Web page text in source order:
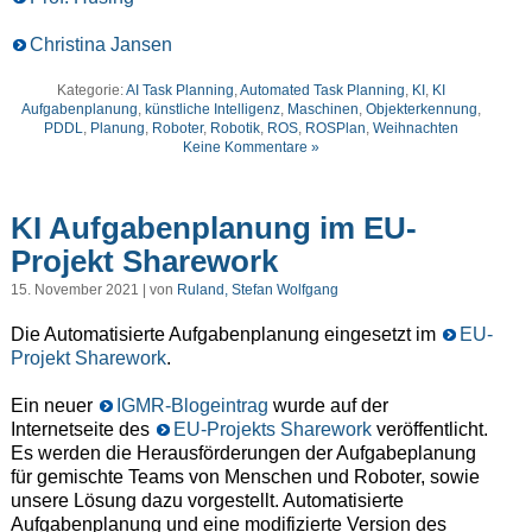
Christina Jansen
Kategorie:AI Task Planning,Automated Task Planning, KI , KI
Aufgabenplanung, künstliche Intelligenz, Maschinen,Objekterkennung,
PDDL, Planung, Roboter, Robotik, ROS, ROSPlan,Weihnachten
Keine Kommentare »
KI Aufgabenplanung im EU-
Projekt Sharework
15. November 2021 | von Ruland, Stefan Wolfgang
Die Automatisierte Aufgabenplanung eingesetzt im
EU-
Projekt Sharework.
Ein neuer IGMR-Blogeintrag wurde auf der
Internetseite des
EU-Projekts Shareworkveröffentlicht.
Es werden die Herausförderungen der Aufgabeplanung
für gemischte Teams von Menschen und Roboter, sowie
unsere Lösung dazu vorgestellt. Automatisierte
Aufgabenplanung und eine modifizierte Version des